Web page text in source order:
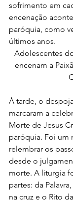
sofrimento em
encenação
paróquia, como
últimos anos.
Adolescentes
encenam a
À tarde, o
marcaram a
Morte de Jesus
paróquia. Foi um
relembrar os
desde o
morte. A liturgia
partes: da
na cruz e o Rito